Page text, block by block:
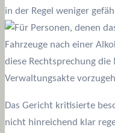
in der Regel weniger
Das Gericht kritisierte
nicht hinreichend klar